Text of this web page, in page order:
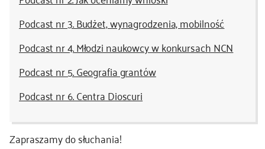
Podcast nr 3. Budżet, wynagrodzenia, mobilność
Podcast nr 4. Młodzi naukowcy w konkursach NCN
Podcast nr 5. Geografia grantów
Podcast nr 6. Centra Dioscuri
Zapraszamy do słuchania!